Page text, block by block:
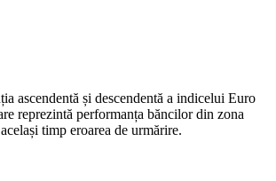
ascendentă și descendentă a indicelui Euro
reprezintă performanța băncilor din zona
timp eroarea de urmărire.